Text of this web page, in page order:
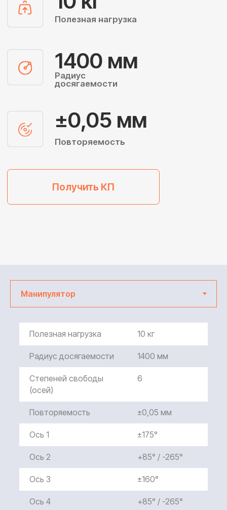
Полезная нагрузка 10 кг
Радиус досягаемости 1400 мм
Степеней свободы
(осей)
6
Повторяемость ±0,05 мм
Ось 1 ±175°
Ось 2 +85° / -265°
Ось 3 ±160°
Ось 4 +85° / -265°